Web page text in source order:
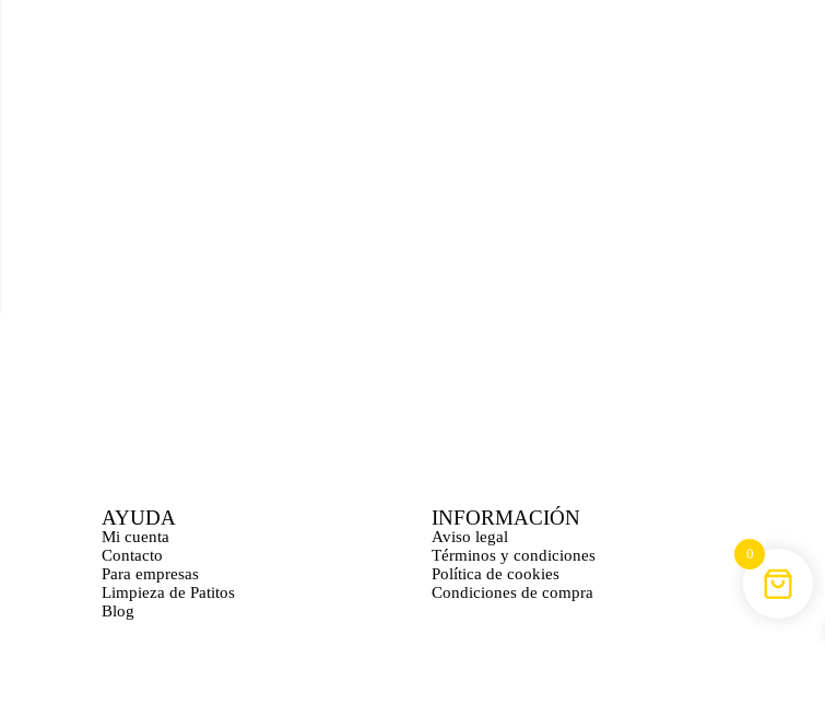
AYUDA
Mi cuenta
Contacto
Para empresas
Limpieza de Patitos
Blog
INFORMACIÓN
Aviso legal
Términos y condiciones
Política de cookies
Condiciones de compra
0